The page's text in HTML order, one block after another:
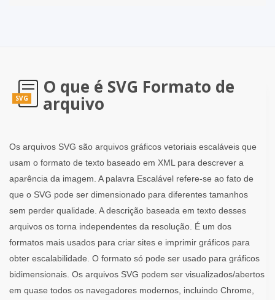
SVG
O que é SVG Formato de
arquivo
Os arquivos SVG são arquivos gráficos vetoriais escaláveis ​​que
usam o formato de texto baseado em XML para descrever a
aparência da imagem. A palavra Escalável refere-se ao fato de
que o SVG pode ser dimensionado para diferentes tamanhos
sem perder qualidade. A descrição baseada em texto desses
arquivos os torna independentes da resolução. É um dos
formatos mais usados ​​para criar sites e imprimir gráficos para
obter escalabilidade. O formato só pode ser usado para gráficos
bidimensionais. Os arquivos SVG podem ser visualizados/abertos
em quase todos os navegadores modernos, incluindo Chrome,